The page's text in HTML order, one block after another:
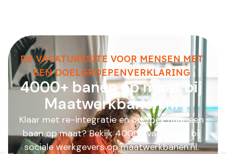
DE VACATURESITE VOOR MENSEN MET
EEN DOELGROEPENVERKLARING
4000+ banen op maat bij
Maatwerkbanen.nl
Klaar met re-integratie en op zoek naar een
baan op maat? Bekijk 4000+ vacatures bij
sociale werkgevers op maatwerkbanen.nl.